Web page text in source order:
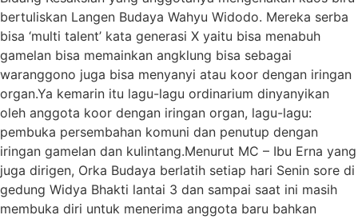
bertuliskan Langen Budaya Wahyu Widodo. Mereka serba
bisa ‘multi talent’ kata generasi X yaitu bisa menabuh
gamelan bisa memainkan angklung bisa sebagai
waranggono juga bisa menyanyi atau koor dengan iringan
organ.Ya kemarin itu lagu-lagu ordinarium dinyanyikan
oleh anggota koor dengan iringan organ, lagu-lagu:
pembuka persembahan komuni dan penutup dengan
iringan gamelan dan kulintang.Menurut MC – Ibu Erna yang
juga dirigen, Orka Budaya berlatih setiap hari Senin sore di
gedung Widya Bhakti lantai 3 dan sampai saat ini masih
membuka diri untuk menerima anggota baru bahkan